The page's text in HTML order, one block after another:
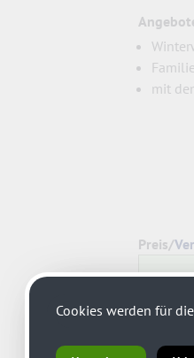
mit
Preis/
Cookies werden für